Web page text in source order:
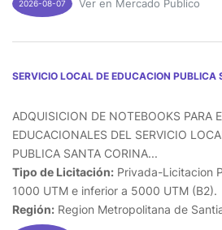
2026-08-07 Ver en Mercado Publico
SERVICIO LOCAL DE EDUCACION PUBLICA
ADQUISICION DE NOTEBOOKS PARA
EDUCACIONALES DEL SERVICIO
PUBLICA SANTA CORINA...
Tipo de Licitación: Privada-Licitacion
1000 UTM e inferior a 5000 UTM (B2).
Región: Region Metropolitana de